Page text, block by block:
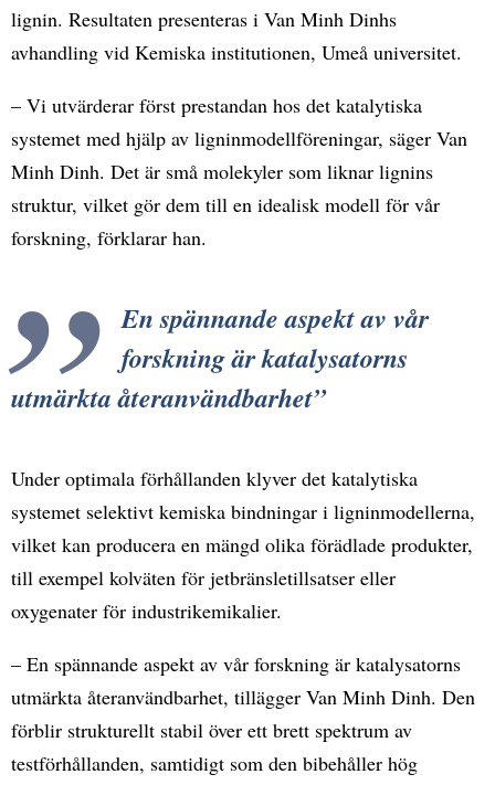
lignin. Resultaten presenteras i Van Minh Dinhs
avhandling vid Kemiska institutionen, Umeå universitet.
– Vi utvärderar först prestandan hos det katalytiska
systemet med hjälp av ligninmodellföreningar, säger Van
Minh Dinh. Det är små molekyler som liknar lignins
struktur, vilket gör dem till en idealisk modell för vår
forskning, förklarar han.
En spännande aspekt av vår
forskning är katalysatorns
utmärkta återanvändbarhet
Under optimala förhållanden klyver det katalytiska
systemet selektivt kemiska bindningar i ligninmodellerna,
vilket kan producera en mängd olika förädlade produkter,
till exempel kolväten för jetbränsletillsatser eller
oxygenater för industrikemikalier.
– En spännande aspekt av vår forskning är katalysatorns
utmärkta återanvändbarhet, tillägger Van Minh Dinh. Den
förblir strukturellt stabil över ett brett spektrum av
testförhållanden, samtidigt som den bibehåller hög